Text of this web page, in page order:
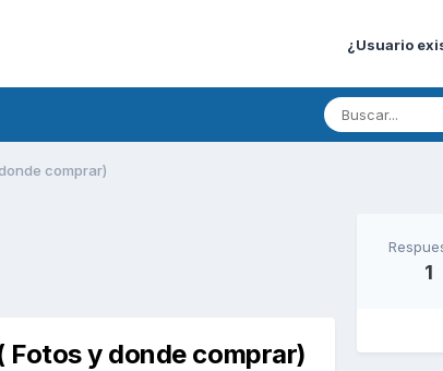
¿Usuario
comprar)
Fotos y donde comprar)
1